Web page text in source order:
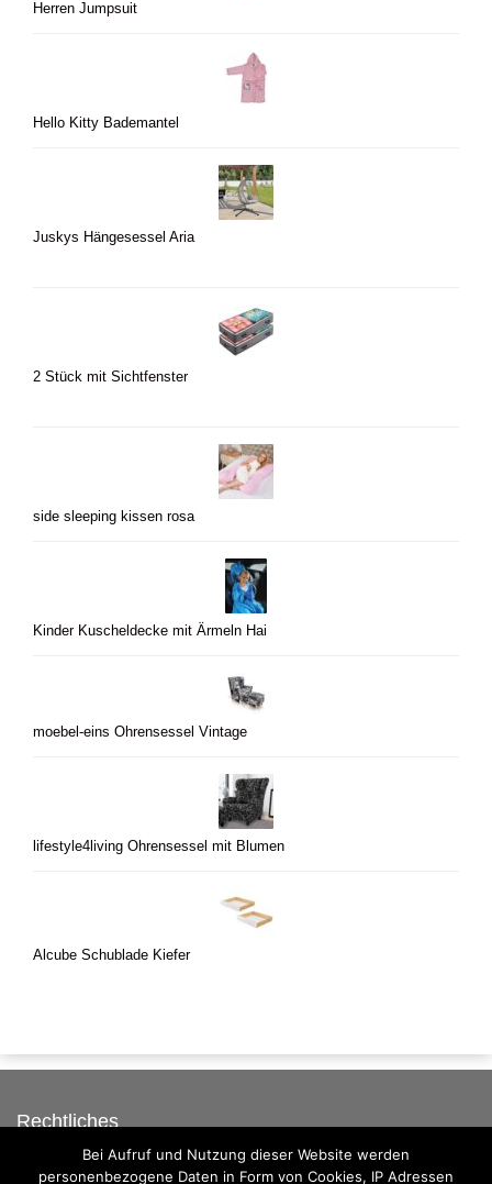
Herren Jumpsuit
Hello Kitty Bademantel
Juskys Hängesessel Aria
2 Stück mit Sichtfenster
side sleeping kissen rosa
Kinder Kuscheldecke mit Ärmeln Hai
moebel-eins Ohrensessel Vintage
lifestyle4living Ohrensessel mit Blumen
Alcube Schublade Kiefer
Rechtliches
Auf dieser Seite werben
Bei Aufruf und Nutzung dieser Website werden
personenbezogene Daten in Form von Cookies, IP Adressen